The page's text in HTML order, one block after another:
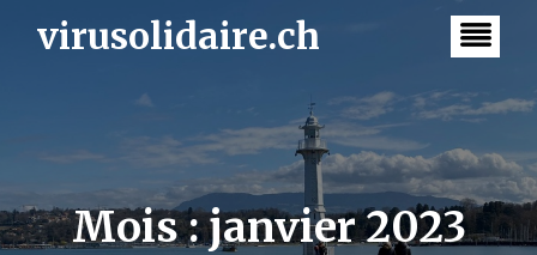
contentvirusolidaire.ch
Mois :janvier 2023